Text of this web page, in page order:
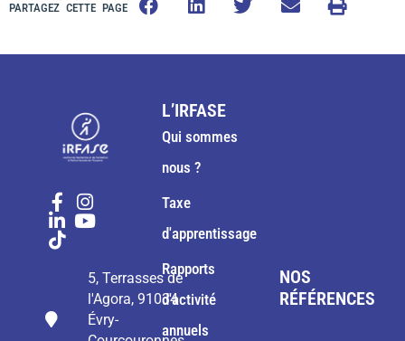
PARTAGEZ CETTE PAGE
5, Terrasses de
l'Agora, 91034
Évry-
L’IRFASE
Qui sommes
nous ?
Taxe
d'apprentissage
Rapports
d'activité
annuels
NOS
RÉFÉRENCES